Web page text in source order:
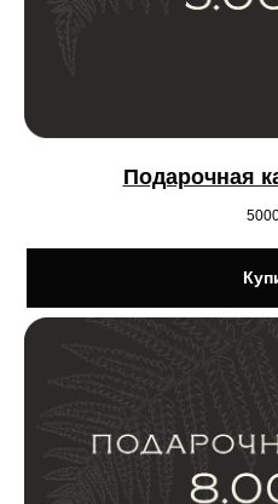
Подарочная